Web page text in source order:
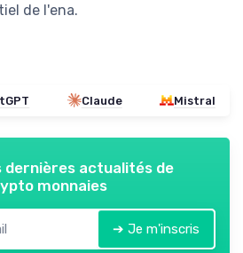
de l'ena.
Claude Mistral
dernières actualités de
monnaies
➔ Je m'inscris